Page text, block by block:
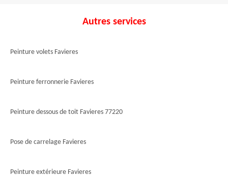
Autres services
Peinture volets Favieres
Peinture ferronnerie Favieres
Peinture dessous de toit Favieres 77220
Pose de carrelage Favieres
Peinture extérieure Favieres